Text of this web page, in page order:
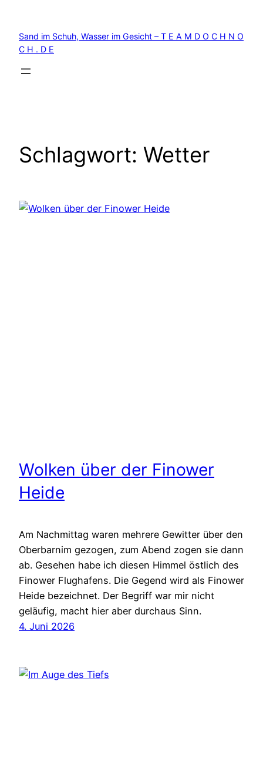
springen
Sand im Schuh, Wasser im Gesicht – T E A M D O C H N O
C H . D E
Schlagwort: Wetter
Wolken über der Finower
Heide
Am Nachmittag waren mehrere Gewitter über den
Oberbarnim gezogen, zum Abend zogen sie dann
ab. Gesehen habe ich diesen Himmel östlich des
Finower Flughafens. Die Gegend wird als Finower
Heide bezeichnet. Der Begriff war mir nicht
geläufig, macht hier aber durchaus Sinn.
4. Juni 2026